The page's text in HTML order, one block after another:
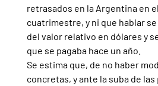
retrasados en la Argentina en
cuatrimestre, y ni que hablar
del valor relativo en dólares y
que se pagaba hace un año.
Se estima que, de no haber
concretas, y ante la suba de